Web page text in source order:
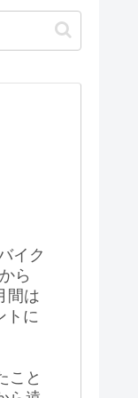
イク
ら
間は
トに
こと